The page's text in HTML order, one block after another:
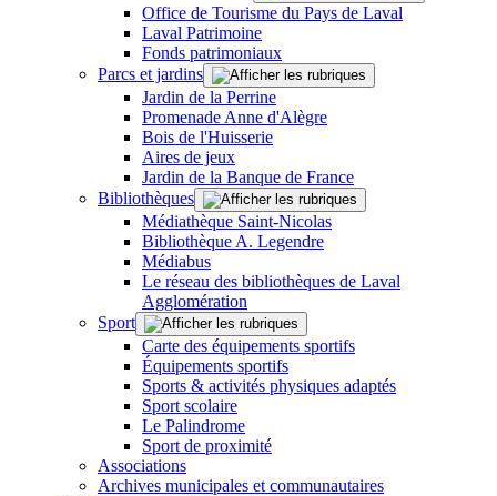
Office de Tourisme du Pays de Laval
Laval Patrimoine
Fonds patrimoniaux
Parcs et jardins
Jardin de la Perrine
Promenade Anne d'Alègre
Bois de l'Huisserie
Aires de jeux
Jardin de la Banque de France
Bibliothèques
Médiathèque Saint-Nicolas
Bibliothèque A. Legendre
Médiabus
Le réseau des bibliothèques de Laval
Agglomération
Sport
Carte des équipements sportifs
Équipements sportifs
Sports & activités physiques adaptés
Sport scolaire
Le Palindrome
Sport de proximité
Associations
Archives municipales et communautaires